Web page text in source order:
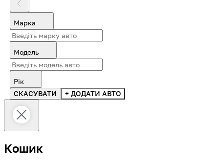
Марка
Модель
Рік
СКАСУВАТИ
+ ДОДАТИ АВТО
Кошик